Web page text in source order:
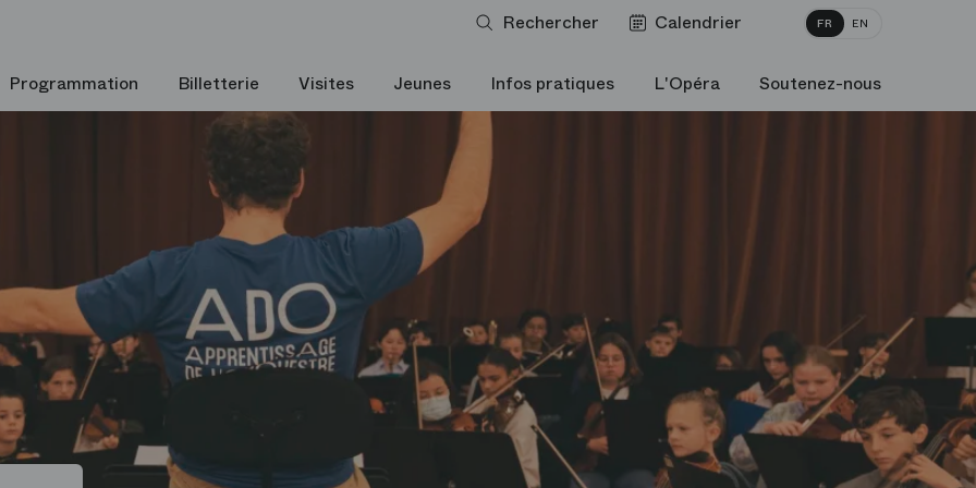
Rechercher Calendrier FR EN
Programmation Billetterie Visites Jeunes Infos pratiques L'Opéra Soutenez-nous